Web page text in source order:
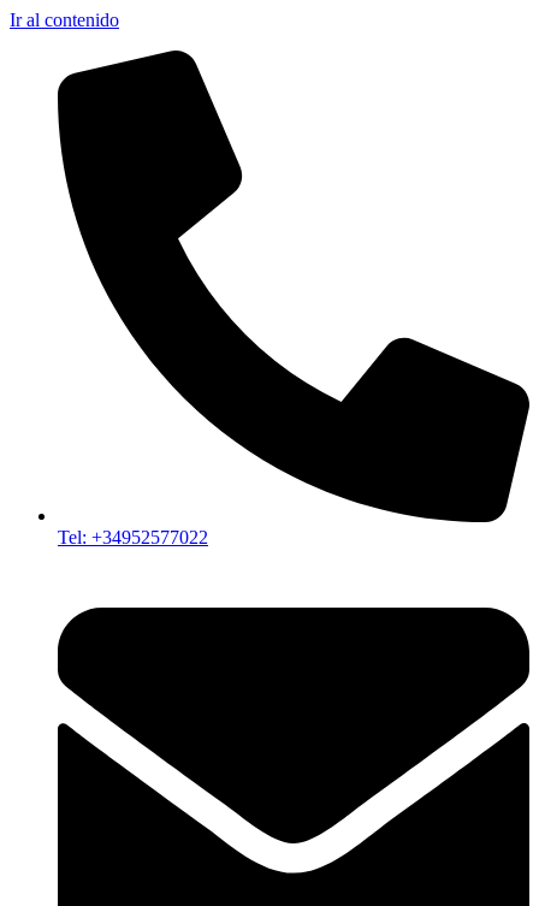
Ir al contenido
Tel: +34952577022